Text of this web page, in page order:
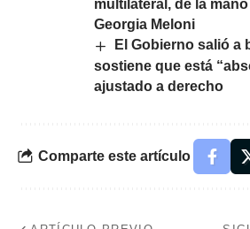
multilateral, de la
Georgia Meloni
El Gobierno salió a
sostiene que está
ajustado a derecho
Comparte este artículo